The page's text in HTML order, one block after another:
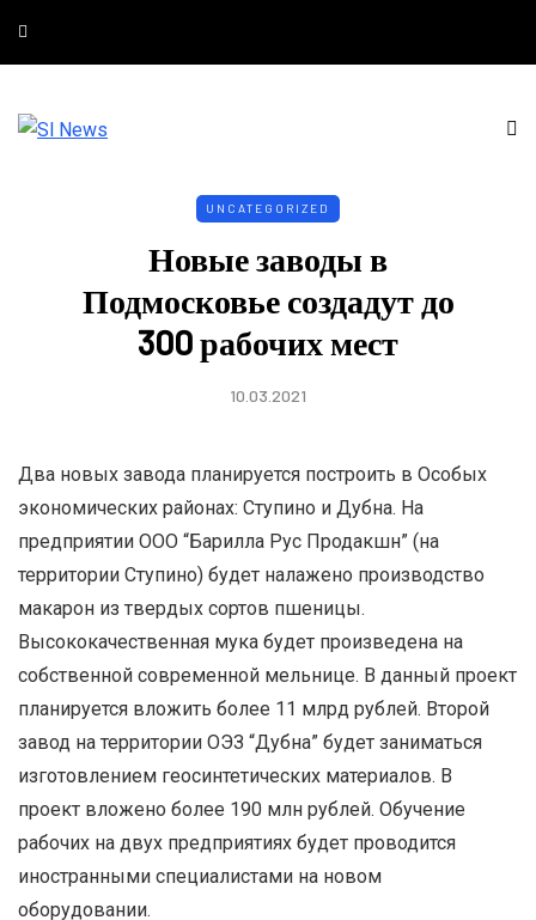
UNCATEGORIZED
Новые заводы в
Подмосковье создадут до
300 рабочих мест
10.03.2021
Два новых завода планируется построить в Особых
экономических районах: Ступино и Дубна. На
предприятии ООО “Барилла Рус Продакшн” (на
территории Ступино) будет налажено производство
макарон из твердых сортов пшеницы.
Высококачественная мука будет произведена на
собственной современной мельнице. В данный проект
планируется вложить более 11 млрд рублей. Второй
завод на территории ОЭЗ “Дубна” будет заниматься
изготовлением геосинтетических материалов. В
проект вложено более 190 млн рублей. Обучение
рабочих на двух предприятиях будет проводится
иностранными специалистами на новом
оборудовании.